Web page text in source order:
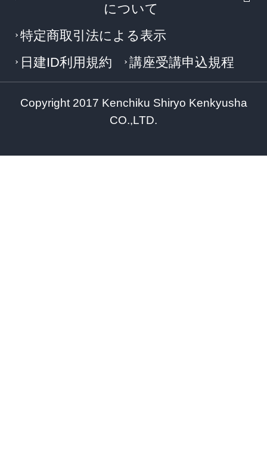
について
特定商取引法による表示
日建ID利用規約
講座受講申込規程
Copyright 2017 Kenchiku Shiryo Kenkyusha
CO.,LTD.